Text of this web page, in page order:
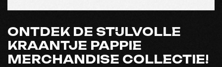
ONTDEK DE STIJLVOLLE
KRAANTJE PAPPIE
MERCHANDISE COLLECTIE!